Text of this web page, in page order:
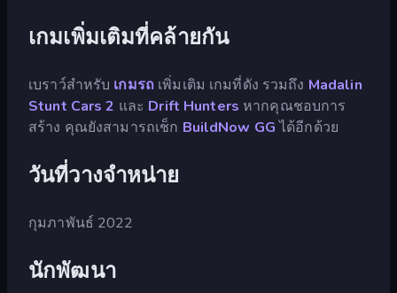
เกมเพิ่มเติมที่คล้ายกัน
เบราว์สำหรับ เกมรถ เพิ่มเติม เกมที่ดัง รวมถึง Madalin
Stunt Cars 2 และ Drift Hunters หากคุณชอบการ
สร้าง คุณยังสามารถเช็ก BuildNow GGได้อีกด้วย
วันที่วางจำหน่าย
กุมภาพันธ์ 2022
นักพัฒนา